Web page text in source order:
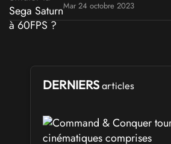
Mar 24 octobre 2023
DERNIERS articles